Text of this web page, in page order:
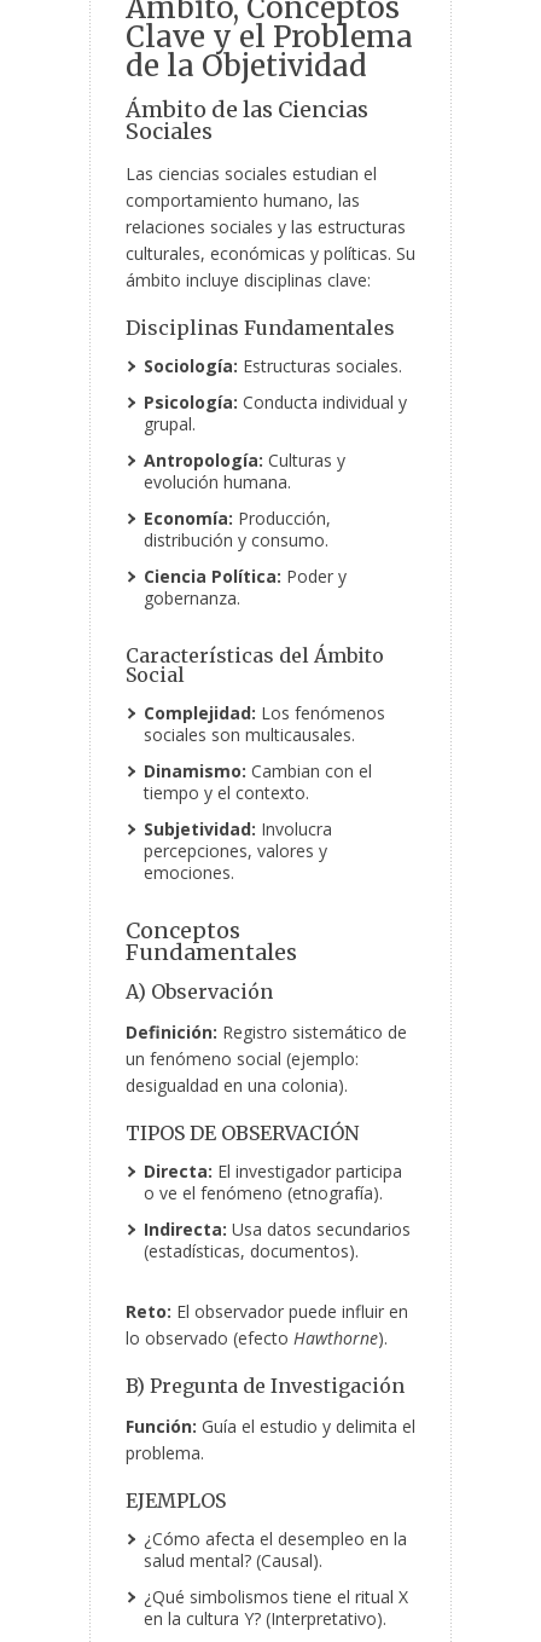
Ámbito, Conceptos
Clave y el Problema
de la Objetividad
Ámbito de las Ciencias
Sociales
Las ciencias sociales estudian el
comportamiento humano, las
relaciones sociales y las estructuras
culturales, económicas y políticas. Su
ámbito incluye disciplinas clave:
Disciplinas Fundamentales
Sociología: Estructuras sociales.
Psicología: Conducta individual y
grupal.
Antropología: Culturas y
evolución humana.
Economía: Producción,
distribución y consumo.
Ciencia Política: Poder y
gobernanza.
Características del Ámbito
Social
Complejidad: Los fenómenos
sociales son multicausales.
Dinamismo: Cambian con el
tiempo y el contexto.
Subjetividad: Involucra
percepciones, valores y
emociones.
Conceptos
Fundamentales
A) Observación
Definición: Registro sistemático de
un fenómeno social (ejemplo:
desigualdad en una colonia).
TIPOS DE OBSERVACIÓN
Directa: El investigador participa
o ve el fenómeno (etnografía).
Indirecta: Usa datos secundarios
(estadísticas, documentos).
Reto: El observador puede influir en
lo observado (efecto Hawthorne).
B) Pregunta de Investigación
Función: Guía el estudio y delimita el
problema.
EJEMPLOS
¿Cómo afecta el desempleo en la
salud mental? (Causal).
¿Qué simbolismos tiene el ritual X
en la cultura Y? (Interpretativo).